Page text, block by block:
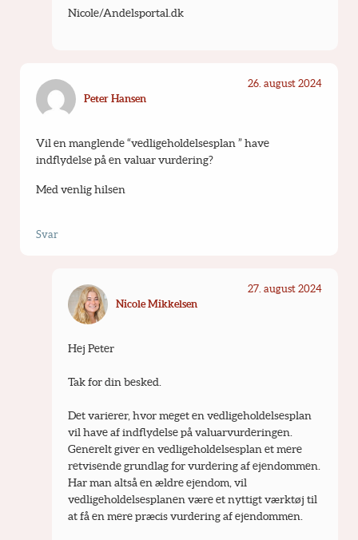
Nicole/Andelsportal.dk
Peter Hansen
26. august 2024
Vil en manglende “vedligeholdelsesplan ” have
indflydelse på en valuar vurdering?
Med venlig hilsen
Svar
Nicole Mikkelsen
27. august 2024
Hej Peter
Tak for din besked.
Det varierer, hvor meget en vedligeholdelsesplan
vil have af indflydelse på valuarvurderingen.
Generelt giver en vedligeholdelsesplan et mere
retvisende grundlag for vurdering af ejendommen.
Har man altså en ældre ejendom, vil
vedligeholdelsesplanen være et nyttigt værktøj til
at få en mere præcis vurdering af ejendommen.